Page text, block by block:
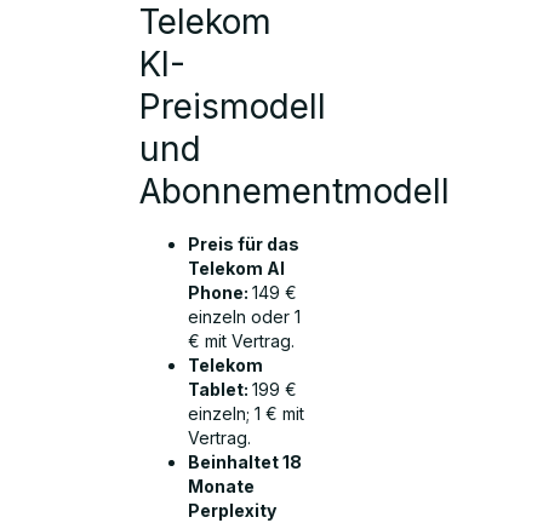
Telekom
KI-
Preismodell
und
Abonnementmodell
Preis für das
Telekom AI
Phone:149 €
einzeln oder 1
€ mit Vertrag.
Telekom
Tablet:199 €
einzeln; 1 € mit
Vertrag.
Beinhaltet 18
Monate
Perplexity